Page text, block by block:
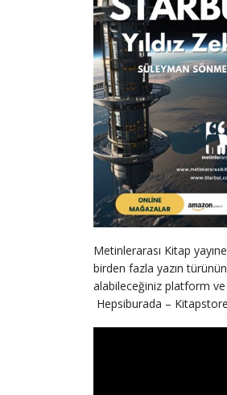
Metinlerarası Kitap
birden fazla yazın
alabileceğiniz platform
Hepsiburada –